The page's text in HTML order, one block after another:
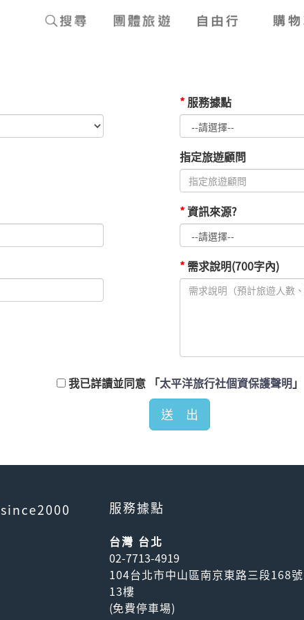
* 服務據點
指定旅遊顧問
*資訊來源?
* 需求說明(700字內)
我已詳讀並同意 「太平洋旅行社個資保護聲明」
since2000 服務據點
台灣 台北
02-7713-4919
104台北市中山區南京東路三段168號
13樓
(免費停車場)